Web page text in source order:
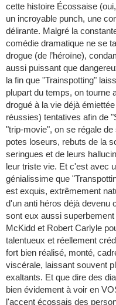
cette histoire Écossaise
un incroyable punch, une
délirante. Malgré la
comédie dramatique ne se
drogue (de l’héroïne),
aussi puissant que
la fin que "Trainspotting"
plupart du temps, on tourne
drogué à la vie déjà
réussies) tentatives afin de
"trip-movie", on se régale
potes loseurs, rebuts de la
seringues et de leurs
leur triste vie. Et c'est avec
génialissime que
est exquis, extrêmement
d'un anti héros déjà devenu
sont eux aussi
McKidd et Robert Carlyle
talentueux et réellement
fort bien réalisé, monté,
viscérale, laissant souvent
exaltants. Et que dire des
bien évidement à voir en
l'accent écossais des